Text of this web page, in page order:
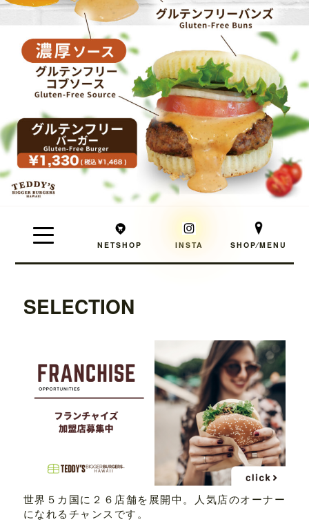
NETSHOP INSTA SHOP⁄MENU
SELECTION
世界５カ国に２６店舗を展開中。人気店のオーナー
になれるチャンスです。